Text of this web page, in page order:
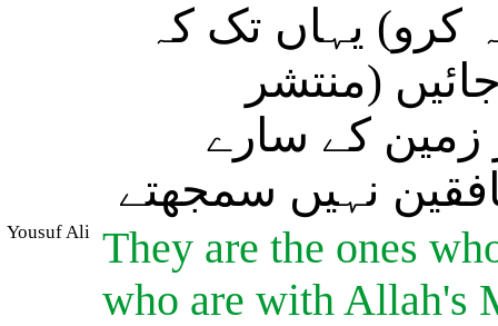
کرو) یہاں تک کہ
(منتشر
زمین کے سارے
نہیں سمجھتے
Yousuf Ali They are the ones
who are with Allah's